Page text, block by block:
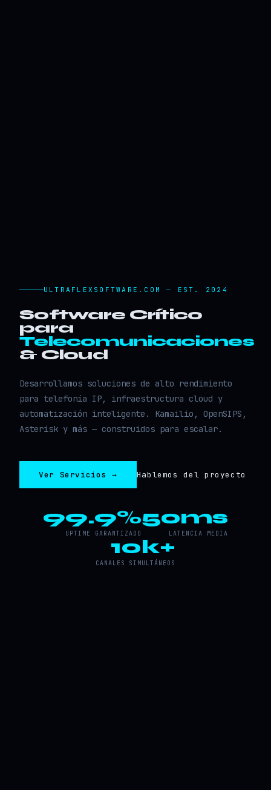
ULTRAFLEXSOFTWARE.COM — EST. 2024
Software Crítico
para
Telecomunicaciones
& Cloud
Desarrollamos soluciones de alto rendimiento
para telefonía IP, infraestructura cloud y
automatización inteligente. Kamailio, OpenSIPS,
Asterisk y más — construidos para escalar.
Ver Servicios → Hablemos del proyecto
99.9%
UPTIME GARANTIZADO
50ms
LATENCIA MEDIA
10k+
CANALES SIMULTÁNEOS